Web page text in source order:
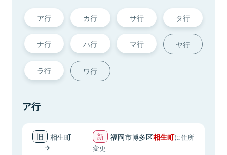
ア行 カ行 サ行 タ行
ナ行 ハ行 マ行 ヤ行
ラ行 ワ行
ア行
相生町 福岡市博多区相生町に住所
変更